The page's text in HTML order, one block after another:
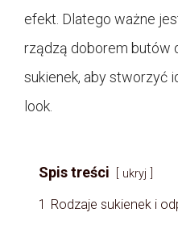
efekt. Dlatego ważne
rządzą doborem butów
sukienek, aby stworzyć
look.
Spis treści ukryj
1 Rodzaje sukienek i